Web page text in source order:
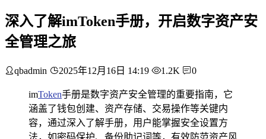
深入了解imToken手册，开启数字资产安
全管理之旅
qbadmin 2025年12月16日 14:19 1.2K 0
imToken手册是数字资产安全管理的重要指南，它
涵盖了钱包创建、资产存储、交易操作等关键内
容，通过深入了解手册，用户能掌握安全设置方
法，如密码保护、备份助记词等，有效防范资产风